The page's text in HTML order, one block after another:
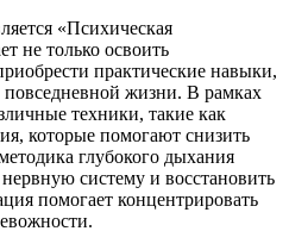
«Психическая
не только освоить
практические навыки,
жизни. В рамках
техники, такие как
которые помогают снизить
глубокого дыхания
систему и восстановить
помогает концентрировать